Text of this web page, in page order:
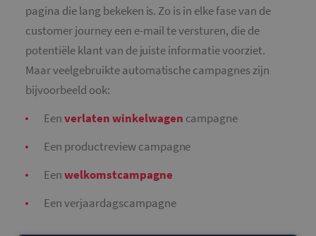
pagina die lang bekeken is. Zo is in elke fase van de
customer journey een e-mail te versturen, die de
potentiële klant van de juiste informatie voorziet.
Maar veelgebruikte automatische campagnes zijn
bijvoorbeeld ook:
Eenverlaten winkelwagen campagne
Een productreview campagne
Eenwelkomstcampagne
Een verjaardagscampagne